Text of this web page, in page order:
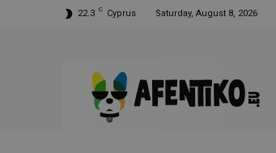
22.3 C Cyprus Saturday, August 8, 2026